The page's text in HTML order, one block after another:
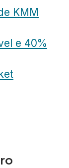
KMM
e 40%